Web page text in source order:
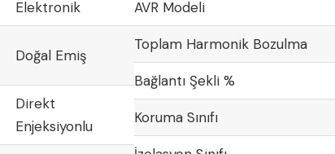
Elektronik
Doğal Emiş
Direkt
Enjeksiyonlu
AVR Modeli
Toplam Harmonik Bozulma
Bağlantı Şekli %
Koruma Sınıfı